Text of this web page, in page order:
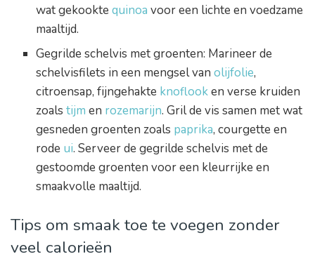
wat gekooktequinoa voor een lichte en voedzame
maaltijd.
Gegrilde schelvis met groenten: Marineer de
schelvisfilets in een mengsel vanolijfolie,
citroensap, fijngehakte knoflooken verse kruiden
zoalstijm en rozemarijn. Gril de vis samen met wat
gesneden groenten zoals paprika, courgette en
rode ui. Serveer de gegrilde schelvis met de
gestoomde groenten voor een kleurrijke en
smaakvolle maaltijd.
Tips om smaak toe te voegen zonder
veel calorieën